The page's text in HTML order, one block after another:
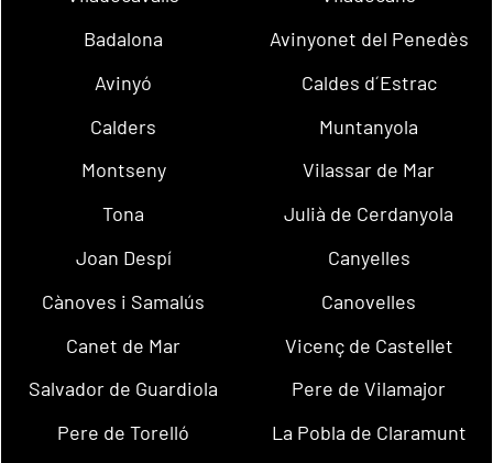
Badalona
Avinyonet del Penedès
Avinyó
Caldes d´Estrac
Calders
Muntanyola
Montseny
Vilassar de Mar
Tona
Julià de Cerdanyola
Joan Despí
Canyelles
Cànoves i Samalús
Canovelles
Canet de Mar
Vicenç de Castellet
Salvador de Guardiola
Pere de Vilamajor
Pere de Torelló
La Pobla de Claramunt